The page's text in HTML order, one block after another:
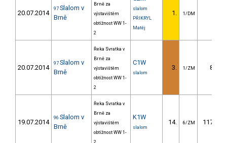
20.07.2014
97 Slalom v
Brně
Brně za
výstavištěm
obtížnost WW 1-
2
slalom
PŘIKRYL
Matěj
1. 1/DM
20.07.2014
97 Slalom v
Brně
Řeka Svratka v
Brně za
výstavištěm
obtížnost WW 1-
2
C1W
slalom
3. 1/ZM 8.30
19.07.2014
96 Slalom v
Brně
Řeka Svratka v
Brně za
výstavištěm
obtížnost WW 1-
K1W
slalom
14. 6/ZM 117.40